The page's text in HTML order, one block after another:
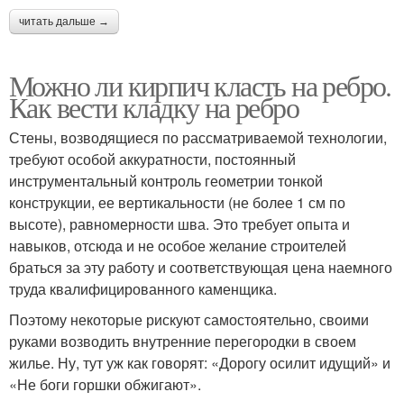
читать дальше →
Можно ли кирпич класть на ребро.
Как вести кладку на ребро
Стены, возводящиеся по рассматриваемой технологии,
требуют особой аккуратности, постоянный
инструментальный контроль геометрии тонкой
конструкции, ее вертикальности (не более 1 см по
высоте), равномерности шва. Это требует опыта и
навыков, отсюда и не особое желание строителей
браться за эту работу и соответствующая цена наемного
труда квалифицированного каменщика.
Поэтому некоторые рискуют самостоятельно, своими
руками возводить внутренние перегородки в своем
жилье. Ну, тут уж как говорят: «Дорогу осилит идущий» и
«Не боги горшки обжигают».